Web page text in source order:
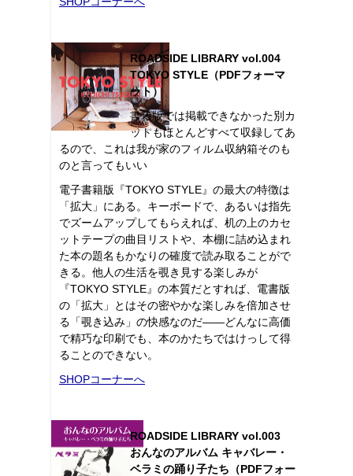
ROADSIDE LIBRARY vol.004
TOKYO STYLE（PDFフォーマ
ット）
書籍版では掲載できなかった別カ
ットもほとんどすべて収録してあ
るので、これは我が家のフィルム収納箱そのも
のと言ってもいい
電子書籍版『TOKYO STYLE』の最大の特徴は
「拡大」にある。キーボードで、あるいは指先
でズームアップしてもらえれば、机の上のカセ
ットテープの曲目リストや、本棚に詰め込まれ
た本の題名もかなりの確度で読み取ることがで
きる。他人の生活を覗き見する楽しみが
『TOKYO STYLE』の本質だとすれば、電書版
の「拡大」とはその密やかな楽しみを倍加させ
る「覗き込み」の快感なのだ――どんなに高価
で精巧な印刷でも、本のかたちではけっして得
ることのできない。
SHOPコーナーへ
ROADSIDE LIBRARY vol.003
おんなのアルバム キャバレー・
ベラミの踊り子たち（PDFフォー